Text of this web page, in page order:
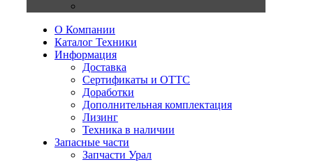
О Компании
Каталог Техники
Информация
Доставка
Сертификаты и ОТТС
Доработки
Дополнительная комплектация
Лизинг
Техника в наличии
Запасные части
Запчасти Урал